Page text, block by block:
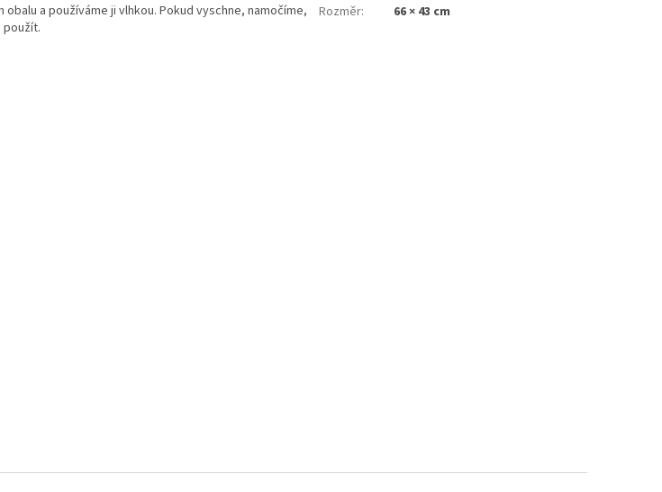
a používáme ji vlhkou. Pokud vyschne, namočíme,
použít.
Rozměr: 66 × 43 cm